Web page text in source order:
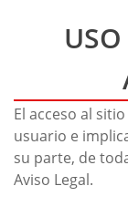
El acceso al
usuario e
su parte, de
Aviso Legal.